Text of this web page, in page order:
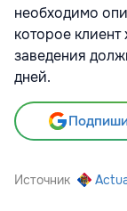
необходимо
которое
заведения
дней.
Источник